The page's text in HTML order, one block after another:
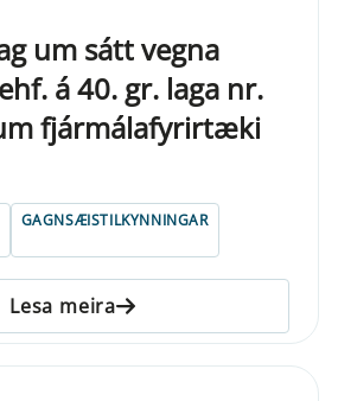
um sátt vegna
á 40. gr. laga nr.
fjármálafyrirtæki
GAGNSÆISTILKYNNINGAR
Lesa meira